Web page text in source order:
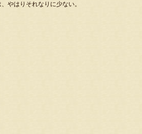
やはりそれなりに少ない。